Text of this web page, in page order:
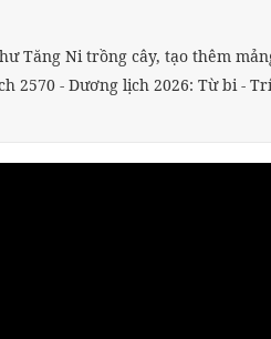
Tăng Ni trồng cây, tạo thêm
2570 - Dương lịch 2026: Từ bi -